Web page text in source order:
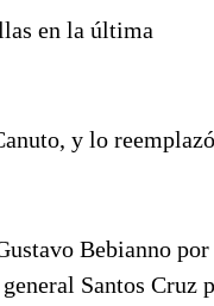
en la última
y lo reemplazó
Bebianno por
Santos Cruz